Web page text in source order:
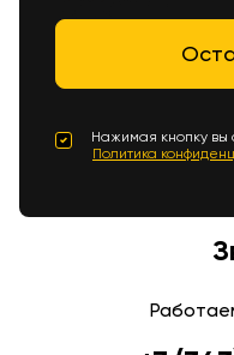
Нажимая кнопку вы
Политика